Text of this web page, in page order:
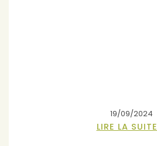
19/09/2024
LIRE LA SUITE